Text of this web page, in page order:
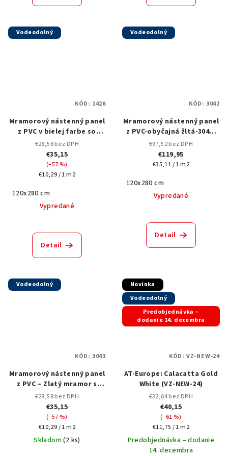
Vodeodolný
Mramorový nástenný panel
z PVC v bielej farbe so
zlatým žilkovaním, 1426-
120x280 cm
€28,58 bez DPH
€35,15
(–57 %)
Jednotková
€10,29 / 1 m2
120x280 cm
Vypredané
Detail
KÓD: 1426
Vodeodolný
Mramorový nástenný panel
z PVC-obyčajná žltá-3042-
120x280 cm
€97,52 bez DPH
€119,95
Jednotková
€35,11 / 1 m2
120x280 cm
Vypredané
Detail
KÓD: 3042
Vodeodolný
Mramorový nástenný panel
z PVC – Zlatý mramor s
vysokým leskom (Jantár)
-3043-120x280 cm
€28,58 bez DPH
€35,15
(–57 %)
Jednotková
cena:
€10,29 / 1 m2
Skladom(2 ks)
KÓD: 3043
Novinka
Vodeodolný
Predobjednávka –
dodanie 14. decembra
AT-Europe: Calacatta Gold
White (VZ-NEW-24)
€32,64 bez DPH
€40,15
(–61 %)
Jednotková
cena:
€11,75 / 1 m2
Predobjednávka – dodanie
14. decembra
KÓD: VZ-NEW-24